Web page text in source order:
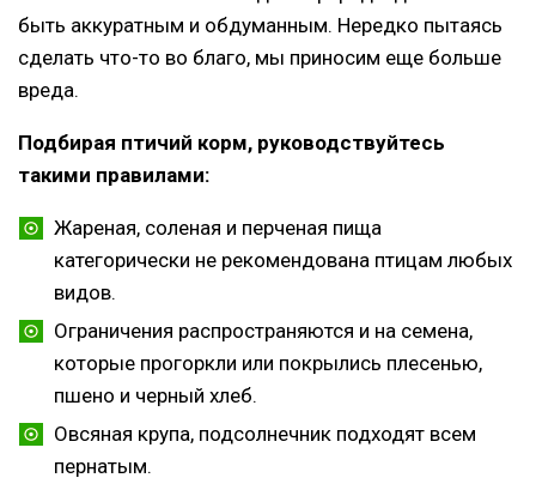
быть аккуратным и обдуманным. Нередко пытаясь
сделать что-то во благо, мы приносим еще больше
вреда.
Подбирая птичий корм, руководствуйтесь
такими правилами:
Жареная, соленая и перченая пища
категорически не рекомендована птицам любых
видов.
Ограничения распространяются и на семена,
которые прогоркли или покрылись плесенью,
пшено и черный хлеб.
Овсяная крупа, подсолнечник подходят всем
пернатым.